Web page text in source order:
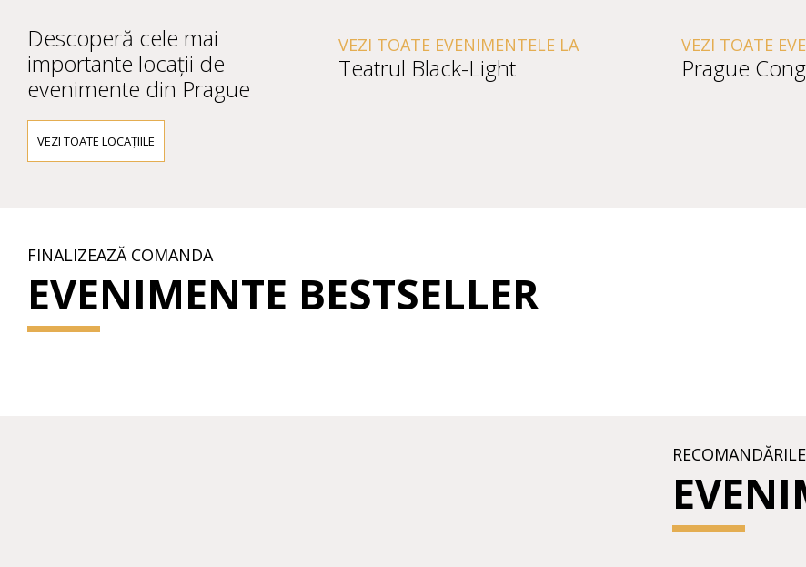
Descoperă cele mai
importante locații de
evenimente din Prague
VEZI TOATE LOCAȚIILE
VEZI TOATE EVENIMENTELE LA
Teatrul Black-Light
VEZI TOATE
Prague
FINALIZEAZĂ COMANDA
EVENIMENTE BESTSELLER